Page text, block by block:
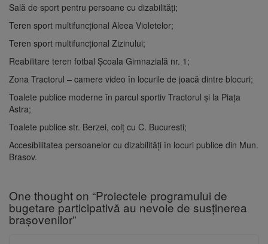
Sală de sport pentru persoane cu dizabilități;
Teren sport multifuncțional Aleea Violetelor;
Teren sport multifuncțional Zizinului;
Reabilitare teren fotbal Școala Gimnazială nr. 1;
Zona Tractorul – camere video în locurile de joacă dintre blocuri;
Toalete publice moderne în parcul sportiv Tractorul și la Piața
Astra;
Toalete publice str. Berzei, colț cu C. Bucuresti;
Accesibilitatea persoanelor cu dizabilități în locuri publice din Mun.
Brasov.
One thought on “Proiectele programului de
bugetare participativă au nevoie de susținerea
brașovenilor”